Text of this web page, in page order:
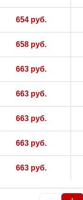
654 руб.
658 руб.
663 руб.
663 руб.
663 руб.
663 руб.
663 руб.